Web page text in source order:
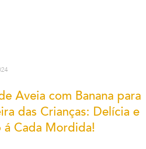
Aveia com Banana para
das Crianças: Delícia e
Cada Mordida!